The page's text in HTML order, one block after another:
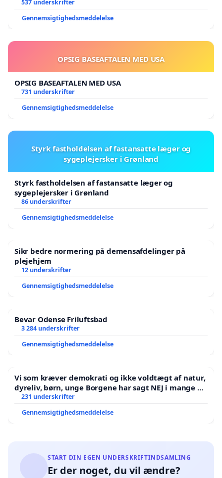
537 underskrifter
Gennemsigtighedsmeddelelse
OPSIG BASEAFTALEN MED USA
OPSIG BASEAFTALEN MED USA
731 underskrifter
Gennemsigtighedsmeddelelse
Styrk fastholdelsen af fastansatte læger og
sygeplejersker i Grønland
Styrk fastholdelsen af fastansatte læger og
sygeplejersker i Grønland
86 underskrifter
Gennemsigtighedsmeddelelse
Sikr bedre normering på demensafdelinger på
plejehjem
12 underskrifter
Gennemsigtighedsmeddelelse
Bevar Odense Friluftsbad
3 284 underskrifter
Gennemsigtighedsmeddelelse
Vi som kræver demokrati og ikke voldtægt af natur,
dyreliv, børn, unge Borgene har sagt NEJ i mange år.
Der er
231 underskrifter
Gennemsigtighedsmeddelelse
START DIN EGEN UNDERSKRIFTINDSAMLING
Er der noget, du vil ændre?